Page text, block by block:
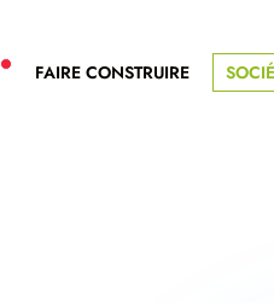
NOUVEAU SERVICE BDL
FAIRE CONSTRUIRE